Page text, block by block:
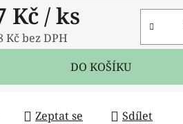
Kč / ks
Kč bez DPH
DO KOŠÍKU
Zeptat se Sdílet